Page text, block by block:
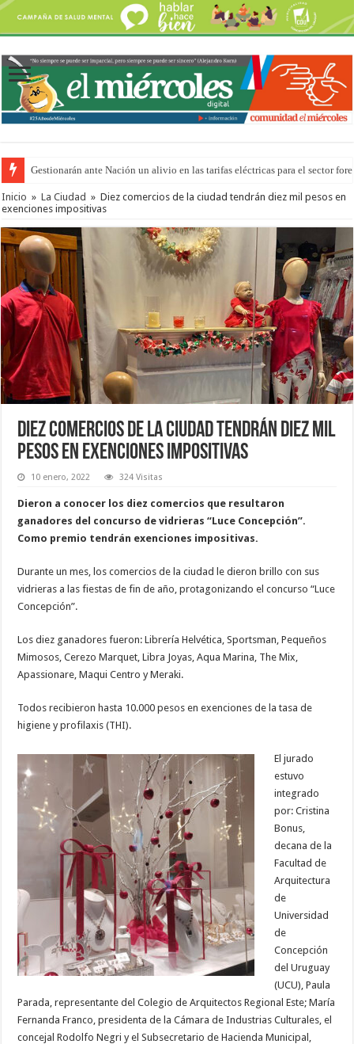
Gestionarán ante Nación un alivio en las tarifas eléctricas para el sector
Inicio » La Ciudad » Diez comercios de la ciudad tendrán diez mil pesos en
exenciones impositivas
Diez comercios de la ciudad tendrán diez mil
pesos en exenciones impositivas
10 enero, 2022 324 Visitas
Dieron a conocer los diez comercios que resultaron
ganadores del concurso de vidrieras “Luce Concepción”.
Como premio tendrán exenciones impositivas.
Durante un mes, los comercios de la ciudad le dieron brillo con sus
vidrieras a las fiestas de fin de año, protagonizando el concurso “Luce
Concepción”.
Los diez ganadores fueron: Librería Helvética, Sportsman, Pequeños
Mimosos, Cerezo Marquet, Libra Joyas, Aqua Marina, The Mix,
Apassionare, Maqui Centro y Meraki.
Todos recibieron hasta 10.000 pesos en exenciones de la tasa de
higiene y profilaxis (THI).
El jurado
estuvo
integrado
por: Cristina
Bonus,
decana de la
Facultad de
Arquitectura
de
Universidad
de
Concepción
del Uruguay
(UCU), Paula
Parada, representante del Colegio de Arquitectos Regional Este; María
Fernanda Franco, presidenta de la Cámara de Industrias Culturales, el
concejal Rodolfo Negri y el Subsecretario de Hacienda Municipal,